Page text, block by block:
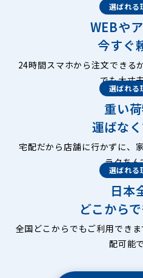
選ばれる
WEBや
今すぐ
24時間スマホから注文できる
でも大丈
選ばれる
重い
運ばな
宅配だから店舗に行かずに、
ラクちん
選ばれる
日本
どこから
全国どこからでもご利用でき
配可能で